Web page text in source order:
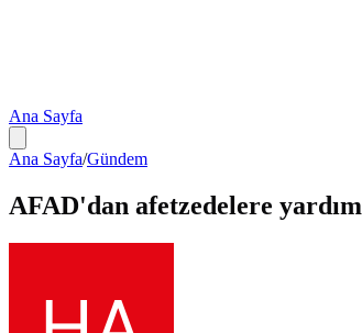
Ana Sayfa
Ana Sayfa/Gündem
AFAD'dan afetzedelere yardım